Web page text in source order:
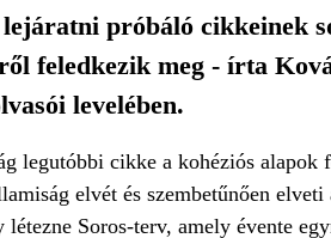
próbáló cikkeinek
feledkezik meg - írta
levelében.
legutóbbi cikke a kohéziós alapok
elvét és szembetűnően
Soros-terv, amely évente